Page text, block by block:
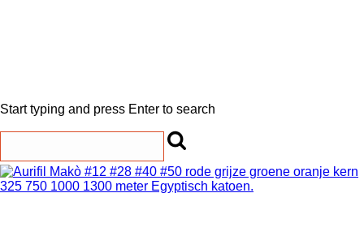
Start typing and press Enter to search